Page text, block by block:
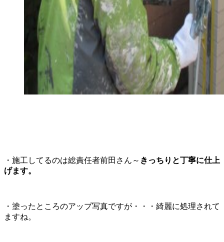
・施工してるのは総責任者前田さん～ きっちりと丁寧に仕上
げます。
・塗ったところのアップ写真ですが・・・綺麗に処理されて
ますね。